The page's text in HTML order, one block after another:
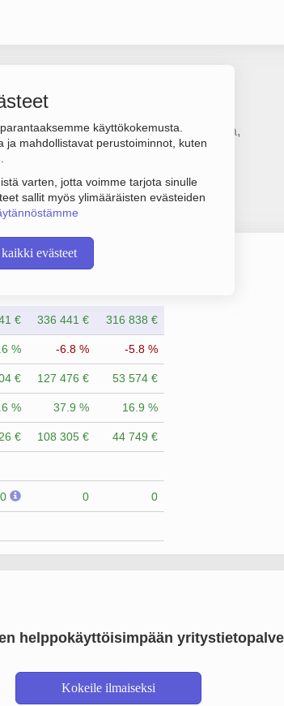
käyttökokemusta.
ja mahdollistavat perustoiminnot, kuten
varten, jotta voimme tarjota sinulle
sallit myös ylimääräisten evästeiden
evästeet
Muu kiinteistöjen vuokraus ja hallinta,
€ 336 441 € 316 838 €
% -6.8 % -5.8 %
€ 127 476 € 53 574 €
% 37.9 % 16.9 %
€ 108 305 € 44 749 €
0 0 0
helppokäyttöisimpään
Kokeile ilmaiseksi